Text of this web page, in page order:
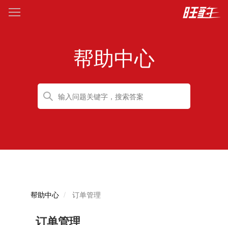
帮助中心
帮助中心 订单管理
订单管理